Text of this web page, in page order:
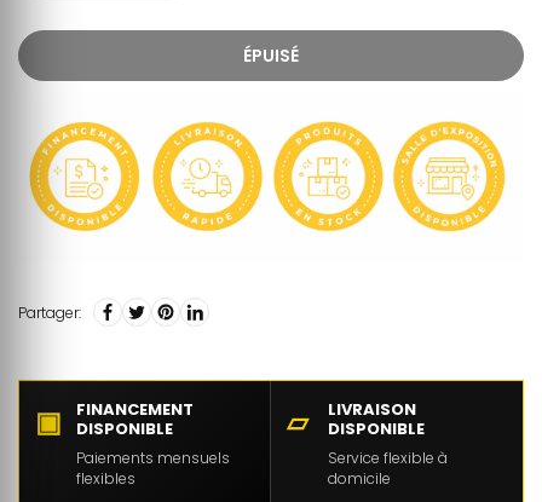
ÉPUISÉ
Partager:
▣
FINANCEMENT
DISPONIBLE
Paiements mensuels
flexibles
▱
LIVRAISON
DISPONIBLE
Service flexible à
domicile